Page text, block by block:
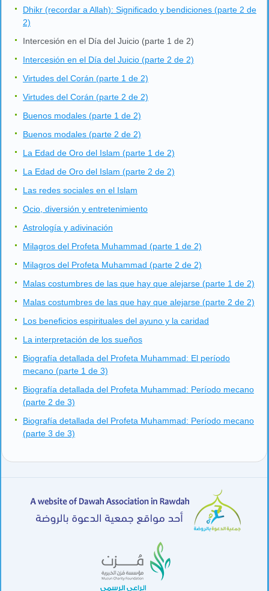
Dhikr (recordar a Allah): Significado y bendiciones (parte 2 de
2)
Intercesión en el Día del Juicio (parte 1 de 2)
Intercesión en el Día del Juicio (parte 2 de 2)
Virtudes del Corán (parte 1 de 2)
Virtudes del Corán (parte 2 de 2)
Buenos modales (parte 1 de 2)
Buenos modales (parte 2 de 2)
La Edad de Oro del Islam (parte 1 de 2)
La Edad de Oro del Islam (parte 2 de 2)
Las redes sociales en el Islam
Ocio, diversión y entretenimiento
Astrología y adivinación
Milagros del Profeta Muhammad (parte 1 de 2)
Milagros del Profeta Muhammad (parte 2 de 2)
Malas costumbres de las que hay que alejarse (parte 1 de 2)
Malas costumbres de las que hay que alejarse (parte 2 de 2)
Los beneficios espirituales del ayuno y la caridad
La interpretación de los sueños
Biografía detallada del Profeta Muhammad: El período
mecano (parte 1 de 3)
Biografía detallada del Profeta Muhammad: Período mecano
(parte 2 de 3)
Biografía detallada del Profeta Muhammad: Período mecano
(parte 3 de 3)